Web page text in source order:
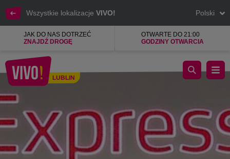
Wszystkie lokalizacje VIVO! Polski
JAK DO NAS DOTRZEĆ
ZNAJDŹ DROGĘ
OTWARTE DO 21:00
GODZINY OTWARCIA
Lublin
LUBLIN
Okulary, soczewki kontaktowe, akcesoria, badanie wzroku